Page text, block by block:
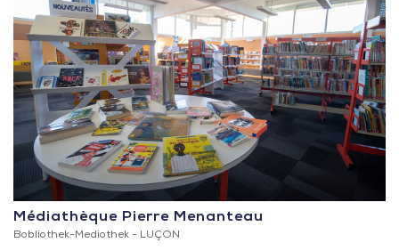
Médiathèque Pierre Menanteau
Bobliothek-Mediothek - LUÇON